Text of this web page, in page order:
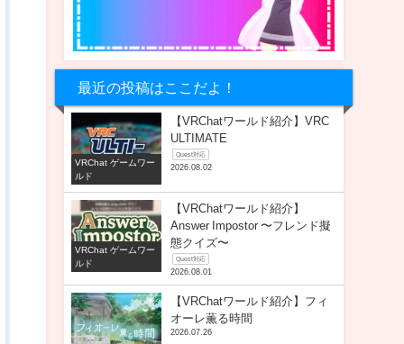
最近の投稿はここだよ！
VRChat ゲームワー
ルド
【VRChatワールド紹介】VRC
ULTIMATE
Quest対応
2026.08.02
VRChat ゲームワー
ルド
【VRChatワールド紹介】
Answer Impostor 〜フレンド擬
態クイズ〜
Quest対応
2026.08.01
【VRChatワールド紹介】フィ
オーレ薫る時間
2026.07.26